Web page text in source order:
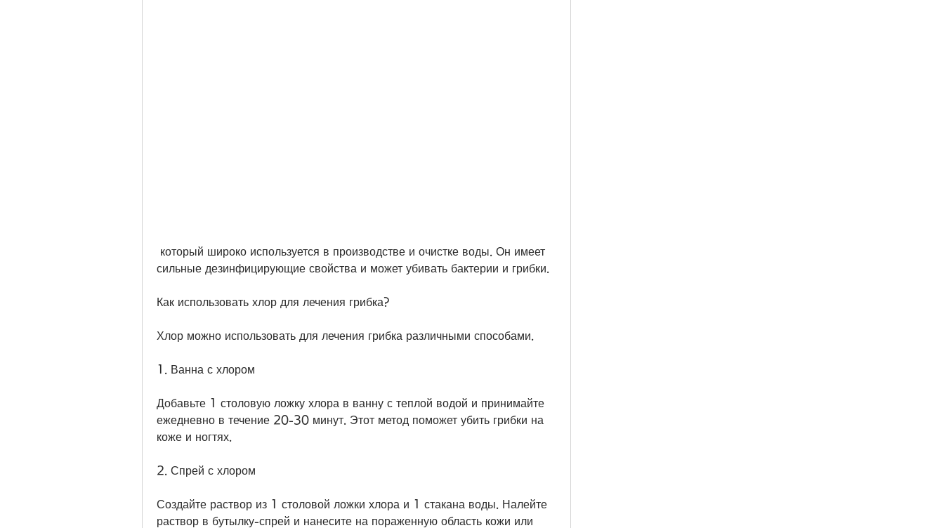
сильные дезинфицирующие свойства и может убивать бактерии и грибки.
Как использовать хлор для лечения грибка?
Хлор можно использовать для лечения грибка различными способами.
1. Ванна с хлором
Добавьте 1 столовую ложку хлора в ванну с теплой водой и принимайте
ежедневно в течение 20-30 минут. Этот метод поможет убить грибки на
коже и ногтях.
2. Спрей с хлором
Создайте раствор из 1 столовой ложки хлора и 1 стакана воды. Налейте
раствор в бутылку-спрей и нанесите на пораженную область кожи или